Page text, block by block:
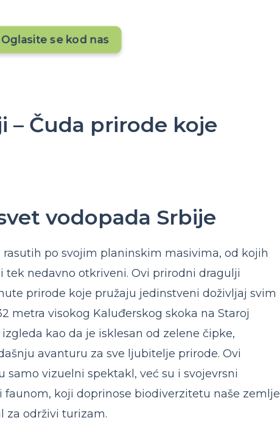
Oglasite se kod nas
– Čuda prirode koje
vodopada Srbije
rasutih po svojim planinskim masivima, od kojih
tek nedavno otkriveni. Ovi prirodni dragulji
prirode koje pružaju jedinstveni doživljaj svim
metra visokog Kaluđerskog skoka na Staroj
kao da je isklesan od zelene čipke,
avanturu za sve ljubitelje prirode. Ovi
samo vizuelni spektakl, već su i svojevrsni
koji doprinose biodiverzitetu naše zemlje
za održivi turizam.